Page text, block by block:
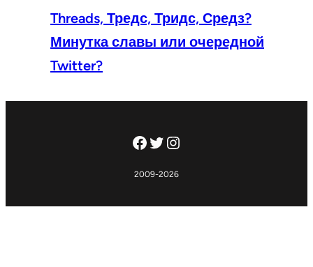
Threads, Тредс, Тридс, Средз?
Минутка славы или очередной
Twitter?
Facebook
Twitter
Instagram
2009-2026